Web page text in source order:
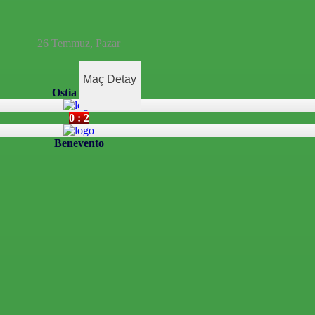
26 Temmuz, Pazar
Maç Detay
Ostia Mare
0 : 2
Benevento